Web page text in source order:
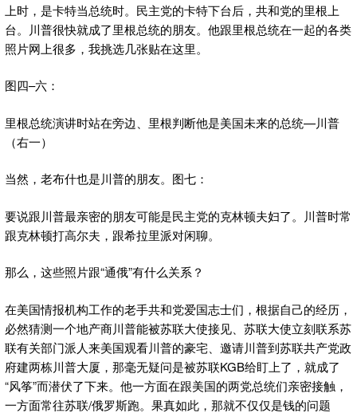
上时，是卡特当总统时。民主党的卡特下台后，共和党的里根上
台。川普很快就成了里根总统的朋友。他跟里根总统在一起的各类
照片网上很多，我挑选几张贴在这里。
图四–六：
里根总统演讲时站在旁边、里根判断他是美国未来的总统—川普
（右一）
当然，老布什也是川普的朋友。图七：
要说跟川普最亲密的朋友可能是民主党的克林顿夫妇了。川普时常
跟克林顿打高尔夫，跟希拉里派对闲聊。
那么，这些照片跟“通俄”有什么关系？
在美国情报机构工作的老手共和党爱国志士们，根据自己的经历，
必然猜测一个地产商川普能被苏联大使接见、苏联大使立刻联系苏
联有关部门派人来美国观看川普的豪宅、邀请川普到苏联共产党政
府建两栋川普大厦，那毫无疑问是被苏联KGB给盯上了，就成了
“风筝”而潜伏了下来。他一方面在跟美国的两党总统们亲密接触，
一方面常往苏联/俄罗斯跑。果真如此，那就不仅仅是钱的问题